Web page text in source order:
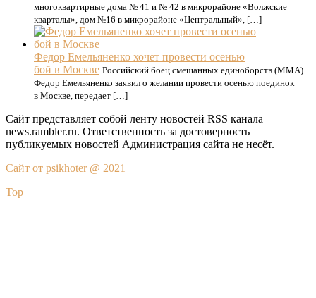
многоквартирные дома № 41 и № 42 в микрорайоне «Волжские
кварталы», дом №16 в микрорайоне «Центральный», […]
Федор Емельяненко хочет провести осенью
бой в Москве Российский боец смешанных единоборств (MMA)
Федор Емельяненко заявил о желании провести осенью поединок
в Москве, передает […]
Сайт представляет собой ленту новостей RSS канала
news.rambler.ru. Ответственность за достоверность
публикуемых новостей Администрация сайта не несёт.
Сайт от psikhoter @ 2021
Top